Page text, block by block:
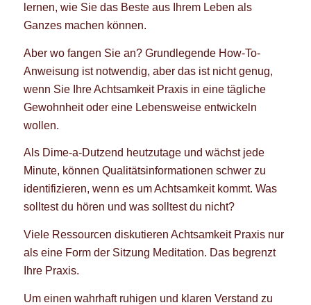
lernen, wie Sie das Beste aus Ihrem Leben als
Ganzes machen können.
Aber wo fangen Sie an? Grundlegende How-To-
Anweisung ist notwendig, aber das ist nicht genug,
wenn Sie Ihre Achtsamkeit Praxis in eine tägliche
Gewohnheit oder eine Lebensweise entwickeln
wollen.
Als Dime-a-Dutzend heutzutage und wächst jede
Minute, können Qualitätsinformationen schwer zu
identifizieren, wenn es um Achtsamkeit kommt. Was
solltest du hören und was solltest du nicht?
Viele Ressourcen diskutieren Achtsamkeit Praxis nur
als eine Form der Sitzung Meditation. Das begrenzt
Ihre Praxis.
Um einen wahrhaft ruhigen und klaren Verstand zu